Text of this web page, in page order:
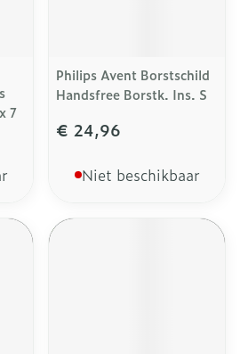
7
Philips Avent Borstschild
Handsfree Borstk. Ins. S
€ 24,96
Niet beschikbaar